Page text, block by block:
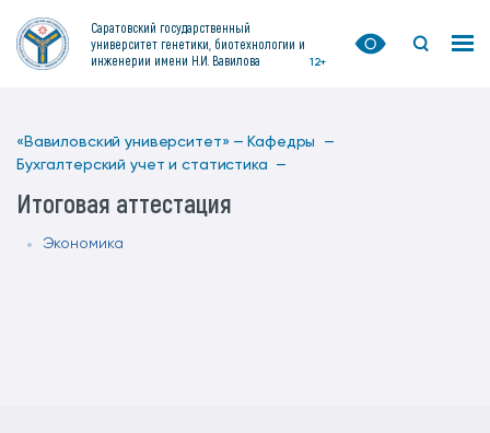
Саратовский государственный
университет генетики, биотехнологии и
инженерии имени Н.И. Вавилова
12+
«Вавиловский университет» — Кафедры —
Бухгалтерский учет и статистика —
Итоговая аттестация
Экономика